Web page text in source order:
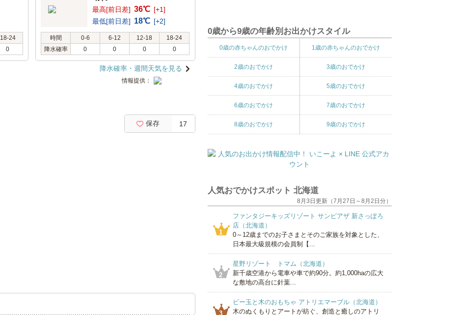
18-24
0
最高[前日差] 36℃ [+1]
最低[前日差] 18℃ [+2]
時間 0-6 6-12 12-18
18-24
降水確率
0 0 0 0
降水確率・週間天気を見る
情報提供：
保存 17
0歳から9歳の年齢別お出かけスタイル
0歳の赤ちゃんのおでかけ 1歳の赤ちゃんのおでかけ
2歳のおでかけ 3歳のおでかけ
4歳のおでかけ 5歳のおでかけ
6歳のおでかけ 7歳のおでかけ
8歳のおでかけ 9歳のおでかけ
人気おでかけスポット 北海道
8月3日更新（7月27日～8月2日分）
1
ファンタジーキッズリゾート サンピアザ 新さっぽろ
店（北海道）
0～12歳までのお子さまとそのご家族を対象とした、
日本最大級規模の会員制【...
2
星野リゾート トマム（北海道）
新千歳空港から電車や車で約90分。約1,000haの広大
な敷地の高台に針葉...
3
ビー玉と木のおもちゃ アトリエマーブル（北海道）
木のぬくもりとアートが紡ぐ、創造と癒しのアトリ